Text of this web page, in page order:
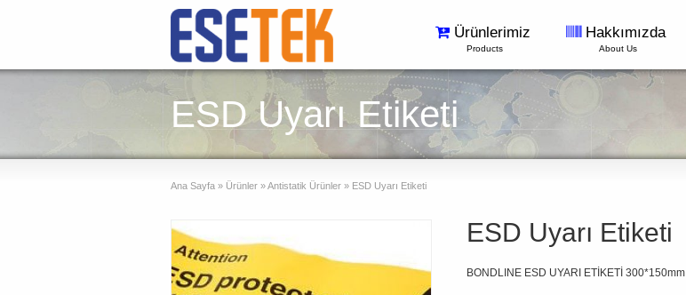
Ürünlerimiz
Products
Hakkımızda
About Us
ESD Uyarı Etiketi
Ana Sayfa » Ürünler »Antistatik Ürünler » ESD Uyarı Etiketi
ESD Uyarı Etiketi
BONDLINE ESD UYARI ETİKETİ 300*150mm